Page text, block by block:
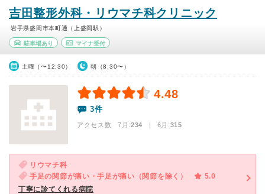
吉田整形外科・リウマチ科クリニック
岩手県盛岡市本町通（上盛岡駅）
駐車場あり マイナ受付
土曜（〜12:30） 朝（8:30〜）
4.48
3件
アクセス数 7月:234 | 6月:315
リウマチ科
手足の関節が痛い・手足が痛い（関節を除く）
5.0
丁寧に診てくれる病院